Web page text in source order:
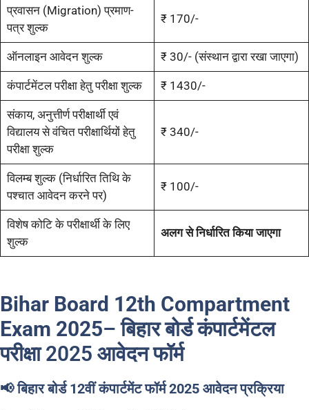
प्रवासन (Migration) प्रमाण-
पत्र शुल्क
₹ 170/-
ऑनलाइन आवेदन शुल्क ₹ 30/- (संस्थान द्वारा रखा जाएगा)
कंपार्टमेंटल परीक्षा हेतु परीक्षा शुल्क ₹ 1430/-
संकाय, अनुत्तीर्ण परीक्षार्थी एवं
विद्यालय से वंचित परीक्षार्थियों हेतु
परीक्षा शुल्क
₹ 340/-
विलम्ब शुल्क (निर्धारित तिथि के
पश्चात आवेदन करने पर)
₹ 100/-
विशेष कोटि के परीक्षार्थी के लिए
शुल्क
अलग से निर्धारित किया जाएगा
Bihar Board 12th Compartment
Exam 2025– बिहार बोर्ड कंपार्टमेंटल
परीक्षा 2025 आवेदन फॉर्म
📢 बिहार बोर्ड 12वीं कंपार्टमेंट फॉर्म 2025 आवेदन प्रक्रिया